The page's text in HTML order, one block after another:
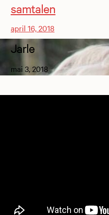
samtalen
april 16, 2018
Jarle
mai 3, 2018